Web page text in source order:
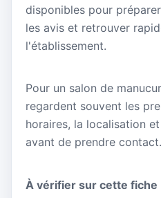
disponibles pour
les avis et retrouver
l'établissement.
Pour un salon de
regardent souvent les
horaires, la localisation
avant de prendre contact.
À vérifier sur cette fiche